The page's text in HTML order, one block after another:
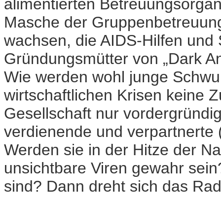
alimentierten
Masche der
wachsen, die AIDS-Hilfen
Gründungsmütter von „Dark
Wie werden wohl junge
wirtschaftlichen Krisen keine
Gesellschaft nur
verdienende und verpartnerte
Werden sie in der Hitze der
unsichtbare Viren gewahr
sind? Dann dreht sich das